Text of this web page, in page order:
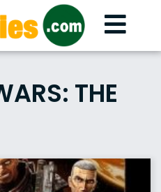
THE